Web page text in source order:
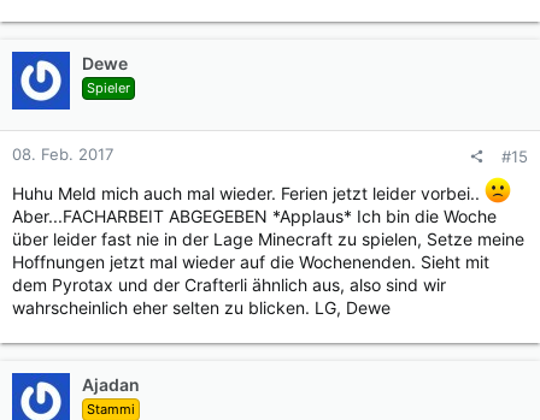
Dewe
Spieler
08. Feb. 2017 #15
Huhu Meld mich auch mal wieder. Ferien jetzt leider vorbei..
Aber...FACHARBEIT ABGEGEBEN *Applaus* Ich bin die Woche
über leider fast nie in der Lage Minecraft zu spielen, Setze meine
Hoffnungen jetzt mal wieder auf die Wochenenden. Sieht mit
dem Pyrotax und der Crafterli ähnlich aus, also sind wir
wahrscheinlich eher selten zu blicken. LG, Dewe
Ajadan
Stammi